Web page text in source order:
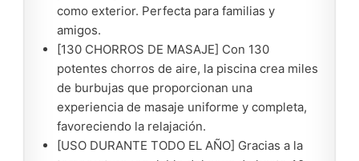
como exterior. Perfecta para familias y
amigos.
[130 CHORROS DE MASAJE] Con 130
potentes chorros de aire, la piscina crea miles
de burbujas que proporcionan una
experiencia de masaje uniforme y completa,
favoreciendo la relajación.
[USO DURANTE TODO EL AÑO] Gracias a la